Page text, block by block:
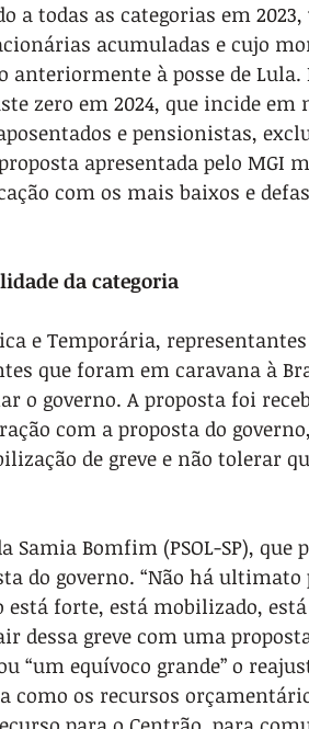
a todas as categorias em
acumuladas e cujo
anteriormente à posse de
zero em 2024, que incide em
e pensionistas,
apresentada pelo MGI
com os mais baixos e
da categoria
e Temporária,
que foram em caravana à
o governo. A proposta foi
com a proposta do
de greve e não tolerar
Samia Bomfim (PSOL-SP),
do governo. “Não há
forte, está mobilizado,
dessa greve com uma
“um equívoco grande” o
como os recursos